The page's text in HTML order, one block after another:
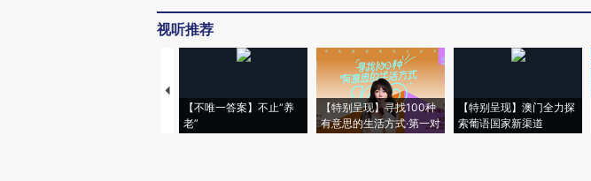
视听推荐
【不唯一答案】不止“养
老”
【特别呈现】寻找100种
有意思的生活方式·第一对
【特别呈现】澳门全力探
索葡语国家新渠道